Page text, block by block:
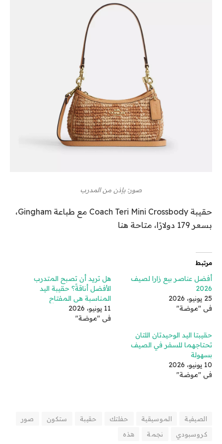
صور: بإذن من المدرب
حقيبة Coach Teri Mini Crossbody مع طباعة Gingham،
بسعر 179 دولارًا، متاحة هنا
مرتبط
أفضل عناصر بيع زارا لصيف
2026
25 يونيو، 2026
في "موضة"
هل تريد أن تصبح المتدرب
الأفضل أناقةً؟ حقيبة اليد
المناسبة هي المفتاح
11 يونيو، 2026
في "موضة"
حقيبتا اليد الوحيدتان اللتان
تحتاجهما للسفر في الصيف
بسهولة
10 يونيو، 2026
في "موضة"
الصيفية الموسيقية حفلتك حقيبة ستكون
صور
كروسبودي
نجمة هذه